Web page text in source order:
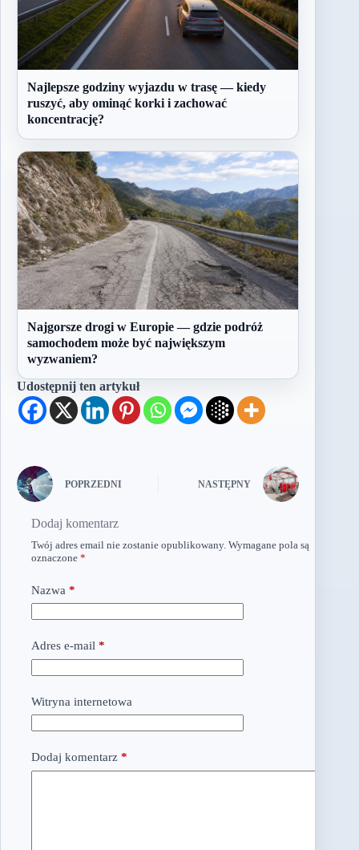
Najlepsze godziny wyjazdu w trasę — kiedy
ruszyć, aby ominąć korki i zachować
koncentrację?
Najgorsze drogi w Europie — gdzie podróż
samochodem może być największym
wyzwaniem?
Udostępnij ten artykuł
POPRZEDNI NASTĘPNY
Dodaj komentarz
Twój adres email nie zostanie opublikowany. Wymagane pola są
oznaczone *
Nazwa *
Adres e-mail *
Witryna internetowa
Dodaj komentarz *